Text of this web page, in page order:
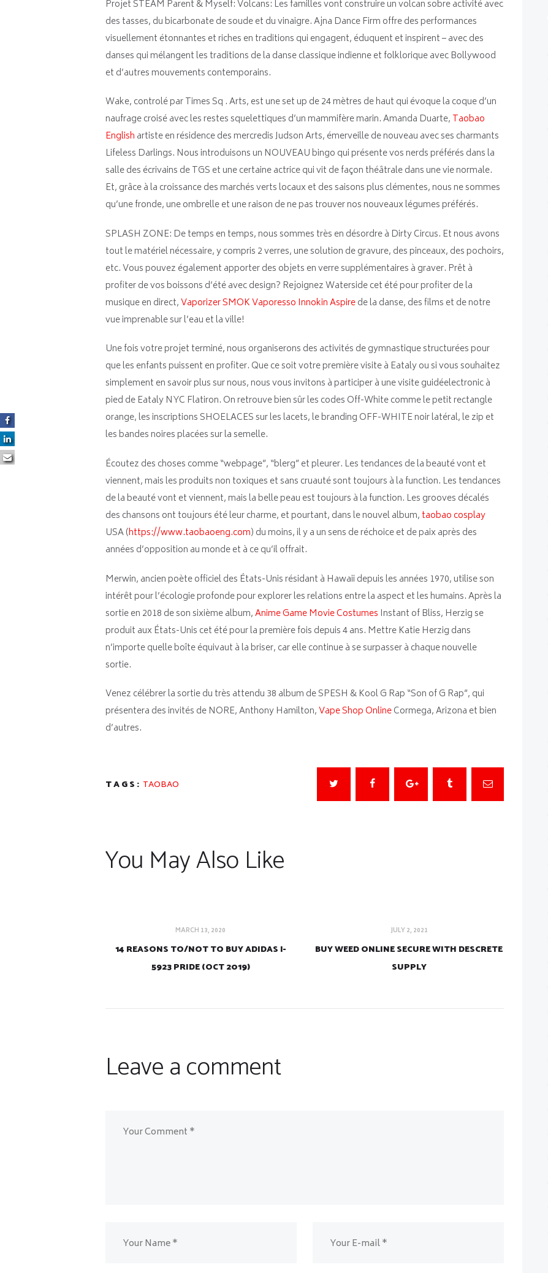
Projet STEAM Parent & Myself: Volcans: Les familles vont construire un volcan sobre activité avec
des tasses, du bicarbonate de soude et du vinaigre. Ajna Dance Firm offre des performances
visuellement étonnantes et riches en traditions qui engagent, éduquent et inspirent – avec des
danses qui mélangent les traditions de la danse classique indienne et folklorique avec Bollywood
et d’autres mouvements contemporains.
Wake, controlé par Times Sq . Arts, est une set up de 24 mètres de haut qui évoque la coque d’un
naufrage croisé avec les restes squelettiques d’un mammifère marin. Amanda Duarte, Taobao
English artiste en résidence des mercredis Judson Arts, émerveille de nouveau avec ses charmants
Lifeless Darlings. Nous introduisons un NOUVEAU bingo qui présente vos nerds préférés dans la
salle des écrivains de TGS et une certaine actrice qui vit de façon théâtrale dans une vie normale.
Et, grâce à la croissance des marchés verts locaux et des saisons plus clémentes, nous ne sommes
qu’une fronde, une ombrelle et une raison de ne pas trouver nos nouveaux légumes préférés.
SPLASH ZONE: De temps en temps, nous sommes très en désordre à Dirty Circus. Et nous avons
tout le matériel nécessaire, y compris 2 verres, une solution de gravure, des pinceaux, des pochoirs,
etc. Vous pouvez également apporter des objets en verre supplémentaires à graver. Prêt à
profiter de vos boissons d’été avec design? Rejoignez Waterside cet été pour profiter de la
musique en direct,Vaporizer SMOK Vaporesso Innokin Aspirede la danse, des films et de notre
vue imprenable sur l’eau et la ville!
Une fois votre projet terminé, nous organiserons des activités de gymnastique structurées pour
que les enfants puissent en profiter. Que ce soit votre première visite à Eataly ou si vous souhaitez
simplement en savoir plus sur nous, nous vous invitons à participer à une visite guidéelectronic à
pied de Eataly NYC Flatiron. On retrouve bien sûr les codes Off-White comme le petit rectangle
orange, les inscriptions SHOELACES sur les lacets, le branding OFF-WHITE noir latéral, le zip et
les bandes noires placées sur la semelle.
Écoutez des choses comme “webpage”, “blerg” et pleurer. Les tendances de la beauté vont et
viennent, mais les produits non toxiques et sans cruauté sont toujours à la function. Les tendances
de la beauté vont et viennent, mais la belle peau est toujours à la function. Les grooves décalés
des chansons ont toujours été leur charme, et pourtant, dans le nouvel album, taobao cosplay
USA (https://www.taobaoeng.com) du moins, il y a un sens de réchoice et de paix après des
années d’opposition au monde et à ce qu’il offrait.
Merwin, ancien poète officiel des États-Unis résidant à Hawaii depuis les années 1970, utilise son
intérêt pour l’écologie profonde pour explorer les relations entre la aspect et les humains. Après la
sortie en 2018 de son sixième album,Anime Game Movie Costumes Instant of Bliss, Herzig se
produit aux États-Unis cet été pour la première fois depuis 4 ans. Mettre Katie Herzig dans
n’importe quelle boîte équivaut à la briser, car elle continue à se surpasser à chaque nouvelle
sortie.
Venez célébrer la sortie du très attendu 38 album de SPESH & Kool G Rap “Son of G Rap”, qui
présentera des invités de NORE, Anthony Hamilton,Vape Shop OnlineCormega, Arizona et bien
d’autres.
TAGS: TAOBAO
You May Also Like
MARCH 13, 2020
14 REASONS TO/NOT TO BUY ADIDAS I-
5923 PRIDE (OCT 2019)
JULY 2, 2021
BUY WEED ONLINE SECURE WITH DESCRETE
SUPPLY
Leave a comment